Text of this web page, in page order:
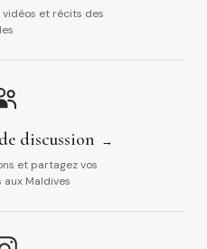
et récits des
discussion
et partagez vos
Maldives